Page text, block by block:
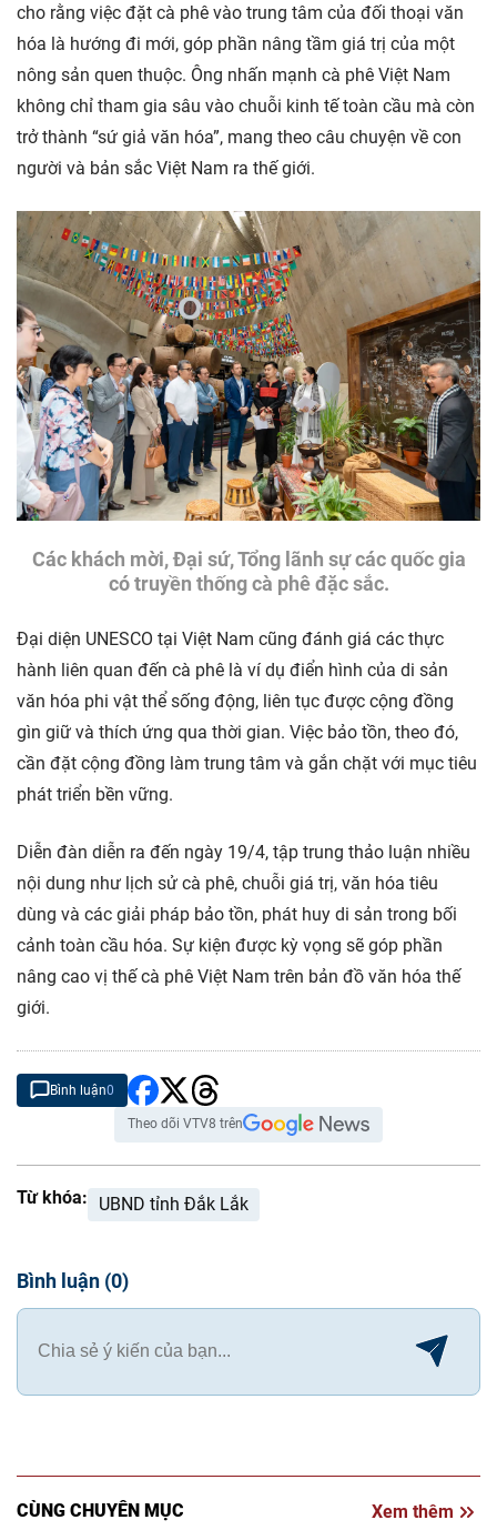
cho rằng việc đặt cà phê vào trung tâm của đối thoại văn
hóa là hướng đi mới, góp phần nâng tầm giá trị của một
nông sản quen thuộc. Ông nhấn mạnh cà phê Việt Nam
không chỉ tham gia sâu vào chuỗi kinh tế toàn cầu mà còn
trở thành “sứ giả văn hóa”, mang theo câu chuyện về con
người và bản sắc Việt Nam ra thế giới.
Các khách mời, Đại sứ, Tổng lãnh sự các quốc gia
có truyền thống cà phê đặc sắc.
Đại diện UNESCO tại Việt Nam cũng đánh giá các thực
hành liên quan đến cà phê là ví dụ điển hình của di sản
văn hóa phi vật thể sống động, liên tục được cộng đồng
gìn giữ và thích ứng qua thời gian. Việc bảo tồn, theo đó,
cần đặt cộng đồng làm trung tâm và gắn chặt với mục tiêu
phát triển bền vững.
Diễn đàn diễn ra đến ngày 19/4, tập trung thảo luận nhiều
nội dung như lịch sử cà phê, chuỗi giá trị, văn hóa tiêu
dùng và các giải pháp bảo tồn, phát huy di sản trong bối
cảnh toàn cầu hóa. Sự kiện được kỳ vọng sẽ góp phần
nâng cao vị thế cà phê Việt Nam trên bản đồ văn hóa thế
giới.
Bình luận0
Theo dõi VTV8 trên
Từ khóa: UBND tỉnh Đắk Lắk
Bình luận (0)
CÙNG CHUYÊN MỤC Xem thêm